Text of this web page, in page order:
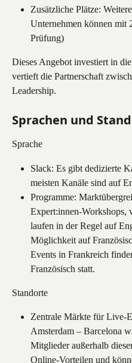
Zusätzliche Plätze:
Unternehmen können mit
Prüfung)
Dieses Angebot investiert in
vertieft die Partnerschaft
Leadership.
Sprachen und
Sprache
Slack: Es gibt dedizierte
meisten Kanäle sind auf
Programme:
Expert:innen-Workshops,
laufen in der Regel auf
Möglichkeit auf
Events in Frankreich
Französisch statt.
Standorte
Zentrale Märkte für Live-
Amsterdam – Barcelona
Mitglieder außerhalb
Online-Vorteilen und